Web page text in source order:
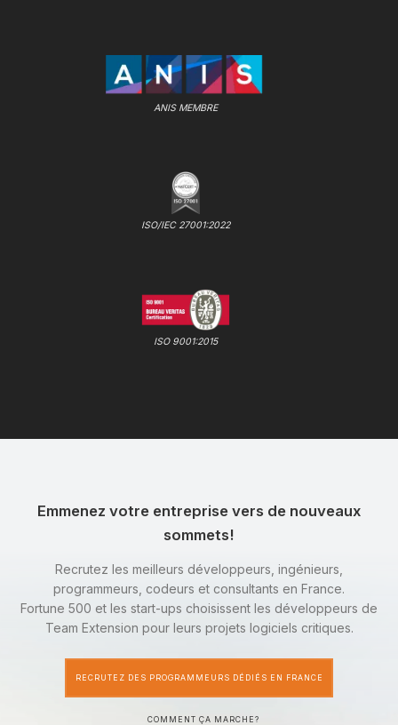
ANIS MEMBRE
ISO/IEC 27001:2022
ISO 9001:2015
Emmenez votre entreprise vers de nouveaux
sommets!
Recrutez les meilleurs développeurs, ingénieurs,
programmeurs, codeurs et consultants en France.
Fortune 500 et les start-ups choisissent les développeurs de
Team Extension pour leurs projets logiciels critiques.
RECRUTEZ DES PROGRAMMEURS DÉDIÉS EN FRANCE
COMMENT ÇA MARCHE?